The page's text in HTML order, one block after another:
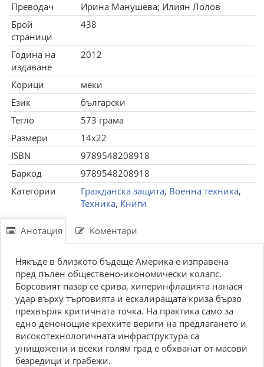
Преводач
Ирина Манушева; Илиян Лолов
Брой
страници
438
Година на
издаване
2012
Корици
меки
Език
български
Тегло
573 грама
Размери
14x22
ISBN
9789548208918
Баркод
9789548208918
Категории
Гражданска защита, Военна техника,
Техника, Книги
Анотация Коментари
Някъде в близкото бъдеще Америка е изправена
пред пълен обществено-икономически колапс.
Борсовият пазар се срива, хиперинфлацията нанася
удар върху търговията и ескалиращата криза бързо
прехвърля критичната точка. На практика само за
едно денонощие крехките вериги на предлагането и
високотехнологичната инфраструктура са
унищожени и всеки голям град е обхванат от масови
безредици и грабежи.